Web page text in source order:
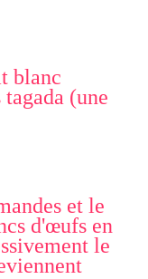
blanc
(une
et le
d'œufs en
le